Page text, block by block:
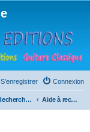
Connexion
S’enregistrer
Recherche de ressources musicales Aide à recherche de cd dvd